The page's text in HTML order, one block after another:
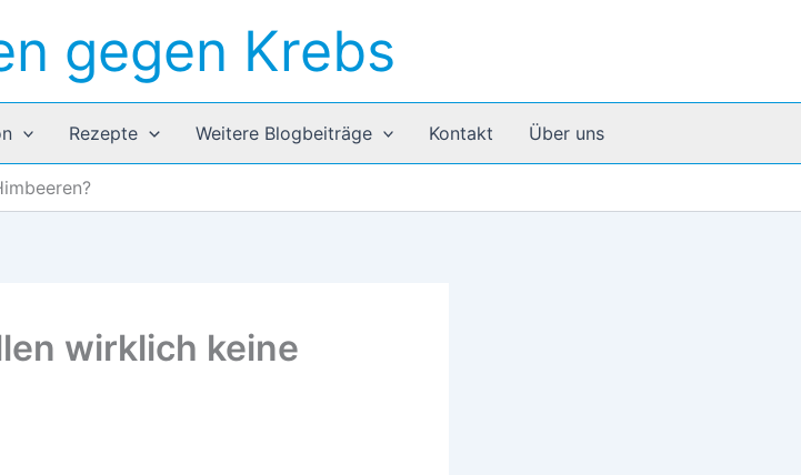
gegen Krebs
Rezepte Weitere Blogbeiträge Kontakt Über uns
wirklich keine